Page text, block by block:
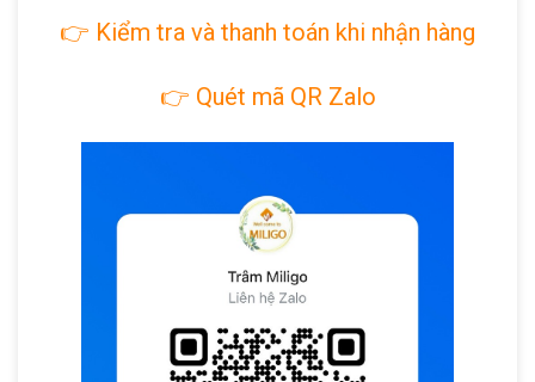
👉 Kiểm tra và thanh toán khi nhận hàng
👉 Quét mã QR Zalo